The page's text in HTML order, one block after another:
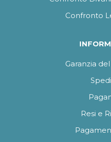
Confronto
Garanzia
Resi e